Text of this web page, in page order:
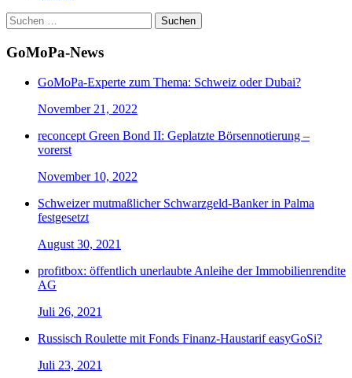
Suchen
nach:
GoMoPa-News
GoMoPa-Experte zum Thema: Schweiz oder Dubai?
November 21, 2022
reconcept Green Bond II: Geplatzte Börsennotierung –
vorerst
November 10, 2022
Schweizer mutmaßlicher Schwarzgeld-Banker in Palma
festgesetzt
August 30, 2021
profitbox: öffentlich unerlaubte Anleihe der Immobilienrendite
AG
Juli 26, 2021
Russisch Roulette mit Fonds Finanz-Haustarif easyGoSi?
Juli 23, 2021